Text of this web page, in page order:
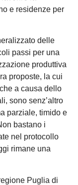
e residenze per
delle
passi per una
produttiva
proposte, la cui
a causa dello
sono senz’altro
parziale, timido e
bastano i
nel protocollo
rimane una
Puglia di